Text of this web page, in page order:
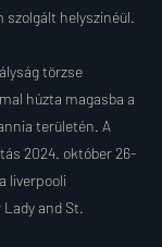
helyszinéül.
törzse
húzta magasba a
területén. A
2024. október 26-
liverpooli
Lady and St.